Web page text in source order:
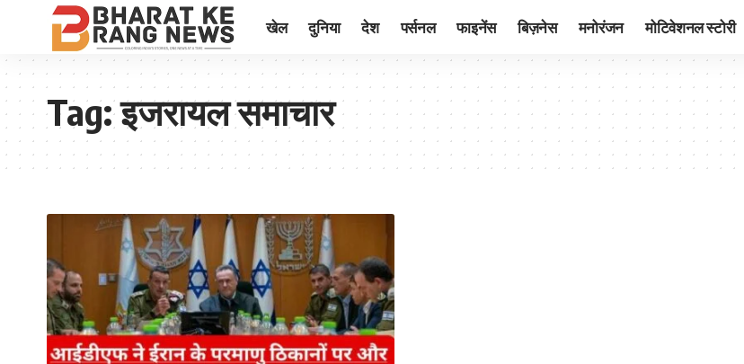
खेल दुनिया देश पर्सनल फाइनेंस बिज़नेस मनोरंजन मोटिवेशनल स्टोरी
Tag:इजरायल समाचार